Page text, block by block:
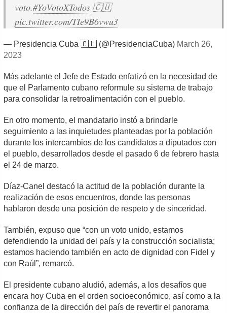
voto.#YoVotoXTodos 🇨🇺
pic.twitter.com/TIe9B6vwu3
— Presidencia Cuba 🇨🇺 (@PresidenciaCuba) March 26,
2023
Más adelante el Jefe de Estado enfatizó en la necesidad de
que el Parlamento cubano reformule su sistema de trabajo
para consolidar la retroalimentación con el pueblo.
En otro momento, el mandatario instó a brindarle
seguimiento a las inquietudes planteadas por la población
durante los intercambios de los candidatos a diputados con
el pueblo, desarrollados desde el pasado 6 de febrero hasta
el 24 de marzo.
Díaz-Canel destacó la actitud de la población durante la
realización de esos encuentros, donde las personas
hablaron desde una posición de respeto y de sinceridad.
También, expuso que “con un voto unido, estamos
defendiendo la unidad del país y la construcción socialista;
estamos haciendo también en acto de dignidad con Fidel y
con Raúl”, remarcó.
El presidente cubano aludió, además, a los desafíos que
encara hoy Cuba en el orden socioeconómico, así como a la
confianza de la dirección del país de revertir el panorama